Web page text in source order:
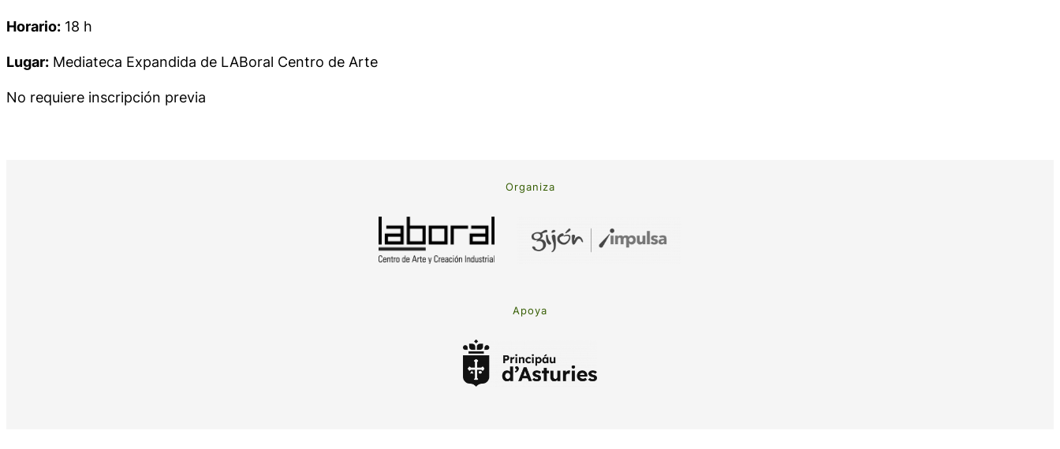
Horario: 18 h
Lugar: Mediateca Expandida de LABoral Centro de Arte
No requiere inscripción previa
Organiza
Apoya